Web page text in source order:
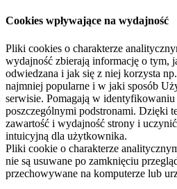
Cookies wpływające na wydajność
Pliki cookies o charakterze
wydajność zbierają informację o tym,
odwiedzana i jak się z niej korzysta
najmniej popularne i w jaki sposób
serwisie. Pomagają w
poszczególnymi podstronami. Dzięki
zawartość i wydajność strony i
intuicyjną dla użytkownika.
Pliki cookie o charakterze
nie są usuwane po zamknięciu
przechowywane na komputerze lub